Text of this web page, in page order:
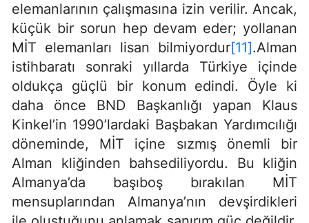
elemanlarının çalışmasına izin verilir. Ancak,
küçük bir sorun hep devam eder; yollanan
MİT elemanları lisan bilmiyordur[11].Alman
istihbaratı sonraki yıllarda Türkiye içinde
oldukça güçlü bir konum edindi. Öyle ki
daha önce BND Başkanlığı yapan Klaus
Kinkel’in 1990’lardaki Başbakan Yardımcılığı
döneminde, MİT içine sızmış önemli bir
Alman kliğinden bahsediliyordu. Bu kliğin
Almanya’da başıboş bırakılan MİT
mensuplarından Almanya’nın devşirdikleri